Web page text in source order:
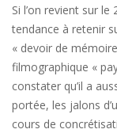
Si l’on revient sur le
tendance à retenir
« devoir de
filmographique «
constater qu’il a
portée, les jalons
cours de